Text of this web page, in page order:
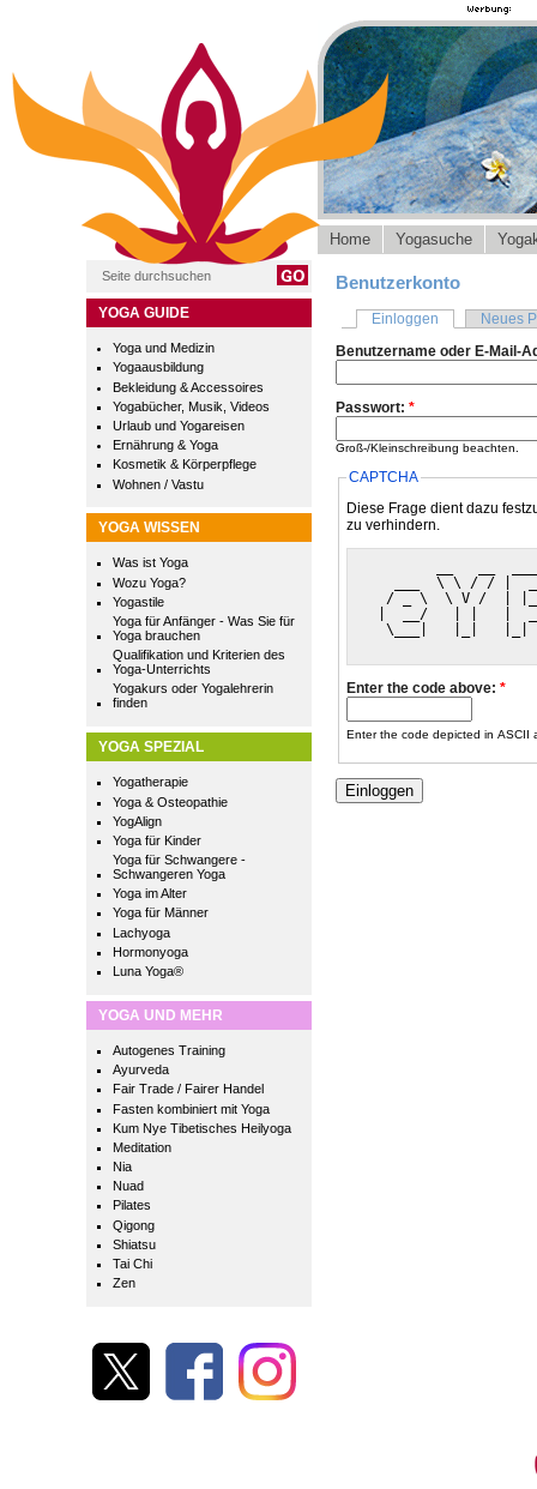
YOGA GUIDE
Yoga und Medizin
Yogaausbildung
Bekleidung & Accessoires
Yogabücher, Musik, Videos
Urlaub und Yogareisen
Ernährung & Yoga
Kosmetik & Körperpflege
Wohnen / Vastu
YOGA WISSEN
Was ist Yoga
Wozu Yoga?
Yogastile
Yoga für Anfänger - Was Sie für
Yoga brauchen
Qualifikation und Kriterien des
Yoga-Unterrichts
Yogakurs oder Yogalehrerin
finden
YOGA SPEZIAL
Yogatherapie
Yoga & Osteopathie
YogAlign
Yoga für Kinder
Yoga für Schwangere -
Schwangeren Yoga
Yoga im Alter
Yoga für Männer
Lachyoga
Hormonyoga
Luna Yoga®
YOGA UND MEHR
Autogenes Training
Ayurveda
Fair Trade / Fairer Handel
Fasten kombiniert mit Yoga
Kum Nye Tibetisches Heilyoga
Meditation
Nia
Nuad
Pilates
Qigong
Shiatsu
Tai Chi
Zen
Home Yogasuche
Benutzerkonto
Einloggen
Neues
Benutzername oder E-Mail-
Passwort: *
Groß-/Kleinschreibung beachten.
CAPTCHA
Diese Frage dient dazu
zu verhindern.
___  \ \ / / |
/ _ \  \ V /  |
|  __/   | |   |
\___|   |_|
Enter the code above: *
Enter the code depicted in ASCII